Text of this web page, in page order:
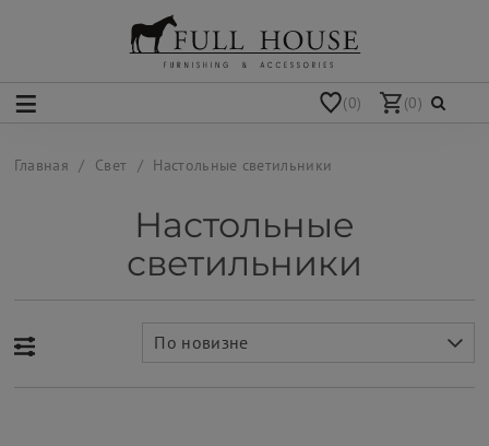
(0) (0)
Главная Свет Настольные светильники
Настольные
светильники
По новизне